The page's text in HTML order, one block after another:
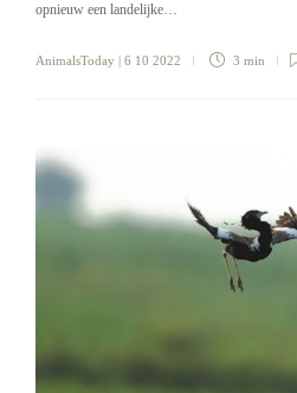
opnieuw een landelijke…
AnimalsToday | 6 10 2022 3 min